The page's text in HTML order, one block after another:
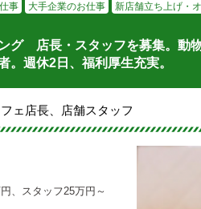
事
大手企業のお仕事 新店舗立ち上げ・
グ 店長・スタッフを募集。動
。週休2日、福利厚生充実。
ェ店長、店舗スタッフ
、スタッフ25万円～